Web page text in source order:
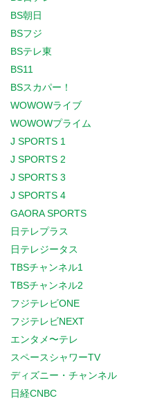
BS朝日
BSフジ
BSテレ東
BS11
BSスカパー！
WOWOWライブ
WOWOWプライム
J SPORTS 1
J SPORTS 2
J SPORTS 3
J SPORTS 4
GAORA SPORTS
日テレプラス
日テレジータス
TBSチャンネル1
TBSチャンネル2
フジテレビONE
フジテレビNEXT
エンタメ〜テレ
スペースシャワーTV
ディズニー・チャンネル
日経CNBC